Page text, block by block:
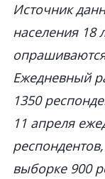
Источник
населения 18
Ежедневный
1350
11 апреля
выборке 900